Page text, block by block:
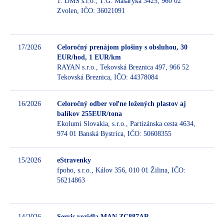
Zvolen, IČO: 36021091
17/2026
Celoročný prenájom plošiny s obsluhou, 30
EUR/hod, 1 EUR/km
RAYAN s.r.o., Tekovská Breznica 497, 966 52
Tekovská Breznica, IČO: 44378084
16/2026
Celoročný odber voľne ložených plastov aj
balíkov 255EUR/tona
Ekolumi Slovakia, s.r.o., Partizánska cesta 4634,
974 01 Banská Bystrica, IČO: 50608355
15/2026
eStravenky
fpoho, s.r.o., Kálov 356, 010 01 Žilina, IČO:
56214863